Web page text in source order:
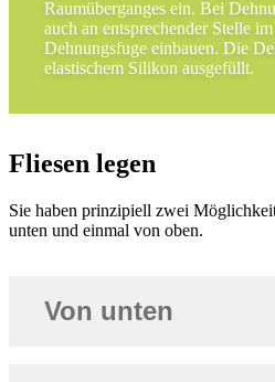
Raumüberganges ein. Bei
auch an entsprechender Stelle
Dehnungsfuge einbauen. Die
elastischem Silikon ausgefüllt.
Fliesen legen
Sie haben prinzipiell zwei
unten und einmal von oben.
Von unten